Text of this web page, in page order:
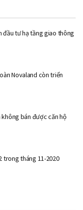
đầu tư hạ tầng giao thông
Novaland còn triển
bán được căn hộ
trong tháng 11-2020